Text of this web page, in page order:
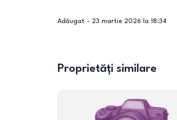
Adăugat - 23 martie 2026 la 18:34
Proprietăți similare